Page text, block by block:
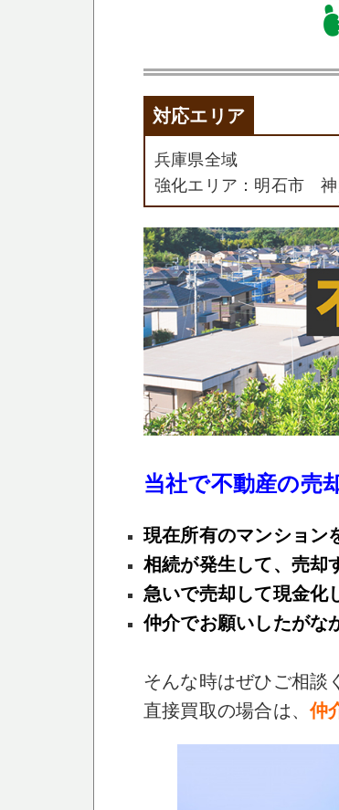
対応エリア
兵庫県全域
強化エリア：明石市
当社で不動産の売
現在所有のマンション
相続が発生して、売却
急いで売却して現金化
仲介でお願いしたがな
そんな時はぜひご相談
直接買取の場合は、仲